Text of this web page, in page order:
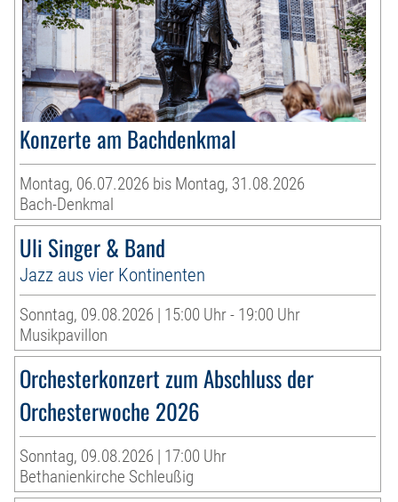
Konzerte am Bachdenkmal
Montag, 06.07.2026 bis Montag, 31.08.2026
Bach-Denkmal
Uli Singer & Band
Jazz aus vier Kontinenten
Sonntag, 09.08.2026 | 15:00 Uhr - 19:00 Uhr
Musikpavillon
Orchesterkonzert zum Abschluss der
Orchesterwoche 2026
Sonntag, 09.08.2026 | 17:00 Uhr
Bethanienkirche Schleußig